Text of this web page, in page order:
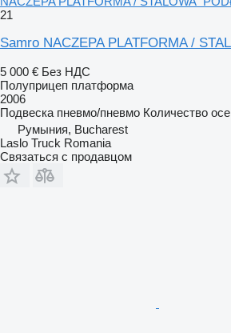
21
Samro NACZEPA PLATFORMA /
5 000 € Без НДС
Полуприцеп платформа
2006
Подвеска пневмо/пневмо Количество
Румыния, Bucharest
Laslo Truck Romania
Связаться с продавцом